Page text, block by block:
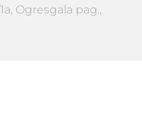
Ogresgala pag.,